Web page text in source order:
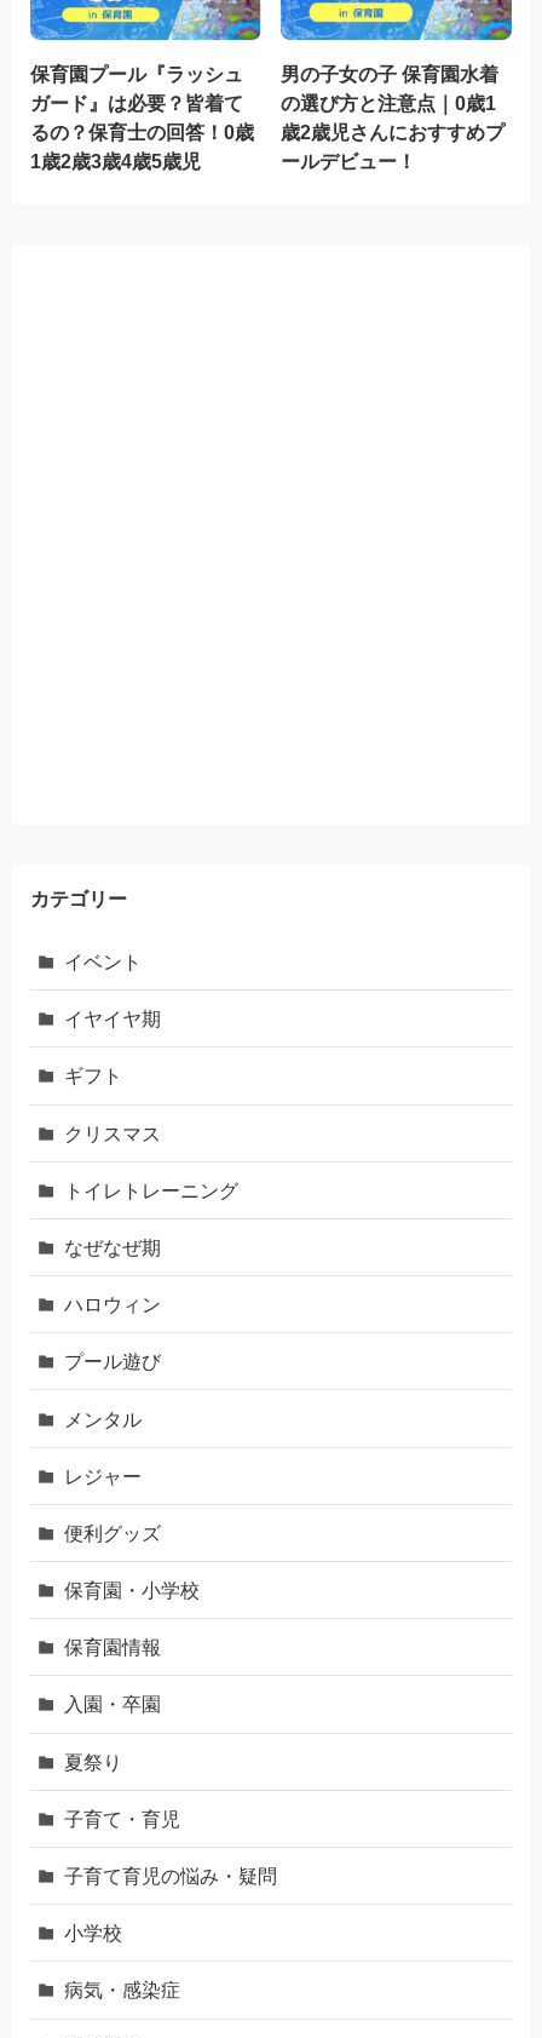
保育園プール『ラッシュ
ガード』は必要？皆着て
るの？保育士の回答！0歳
1歳2歳3歳4歳5歳児
男の子女の子 保育園水着
の選び方と注意点｜0歳1
歳2歳児さんにおすすめプ
ールデビュー！
カテゴリー
イベント
イヤイヤ期
ギフト
クリスマス
トイレトレーニング
なぜなぜ期
ハロウィン
プール遊び
メンタル
レジャー
便利グッズ
保育園・小学校
保育園情報
入園・卒園
夏祭り
子育て・育児
子育て育児の悩み・疑問
小学校
病気・感染症